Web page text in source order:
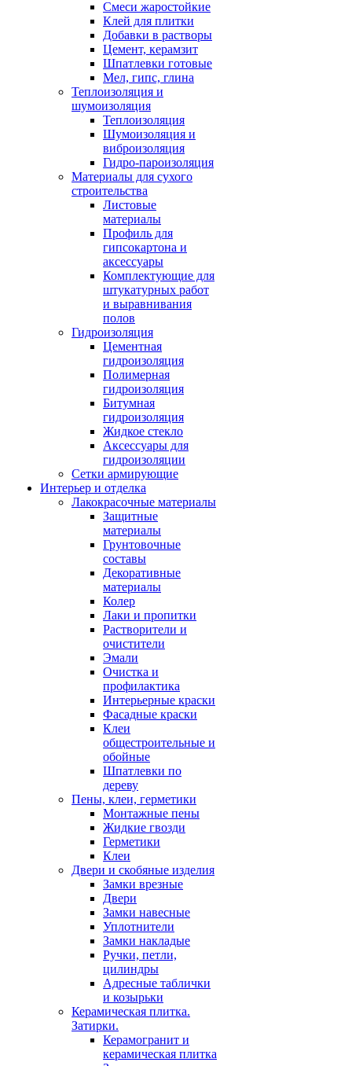
Смеси жаростойкие
Клей для плитки
Добавки в растворы
Цемент, керамзит
Шпатлевки готовые
Мел, гипс, глина
Теплоизоляция и
шумоизоляция
Теплоизоляция
Шумоизоляция и
виброизоляция
Гидро-пароизоляция
Материалы для сухого
строительства
Листовые
материалы
Профиль для
гипсокартона и
аксессуары
Комплектующие для
штукатурных работ
и выравнивания
полов
Гидроизоляция
Цементная
гидроизоляция
Полимерная
гидроизоляция
Битумная
гидроизоляция
Жидкое стекло
Аксессуары для
гидроизоляции
Сетки армирующие
Интерьер и отделка
Лакокрасочные материалы
Защитные
материалы
Грунтовочные
составы
Декоративные
материалы
Колер
Лаки и пропитки
Растворители и
очистители
Эмали
Очистка и
профилактика
Интерьерные краски
Фасадные краски
Клеи
общестроительные и
обойные
Шпатлевки по
дереву
Пены, клеи, герметики
Монтажные пены
Жидкие гвозди
Герметики
Клеи
Двери и скобяные изделия
Замки врезные
Двери
Замки навесные
Уплотнители
Замки накладые
Ручки, петли,
цилиндры
Адресные таблички
и козырьки
Керамическая плитка.
Затирки.
Керамогранит и
керамическая плитка